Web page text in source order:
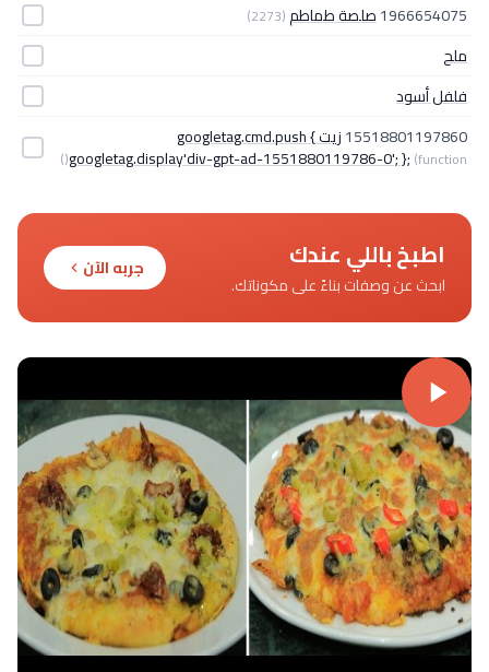
1966654075صلصة طماطم(2273)
ملح
فلفل أسود
15518801197860
زيت googletag.cmd.push {
googletag.display'div-gpt-ad-1551880119786-0'; }; (function()
اطبخ باللي عندك
ابحث عن وصفات بناءً على مكوناتك.
جربه الآن